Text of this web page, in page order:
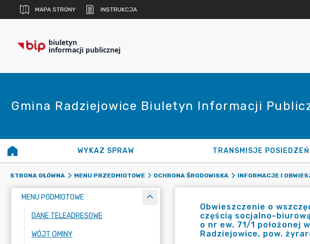
MAPA STRONY INSTRUKCJA
biuletyn
informacji publicznej
Gmina Radziejowice Biuletyn Informacji
WYKAZ SPRAW TRANSMISJE POSIEDZEŃ
STRONA GŁÓWNA MENU PRZEDMIOTOWE OCHRONA ŚRODOWISKA INFORMACJE I
MENU PODMIOTOWE
DANE TELEADRESOWE
WÓJT GMINY
Obwieszczenie o
częścią socjalno-
o nr ew. 71/1 położonej
Radziejowice, pow.